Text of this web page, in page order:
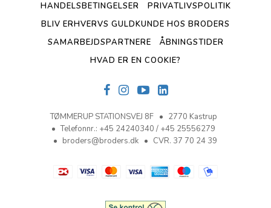
HANDELSBETINGELSER
PRIVATLIVSPOLITIK
BLIV ERHVERVS GULDKUNDE HOS BRODERS
SAMARBEJDSPARTNERE
ÅBNINGSTIDER
HVAD ER EN COOKIE?
TØMMERUP STATIONSVEJ 8F
2770 Kastrup
Telefonnr.: +45 24240340 / +45 25556279
broders@broders.dk
CVR. 37 70 24 39